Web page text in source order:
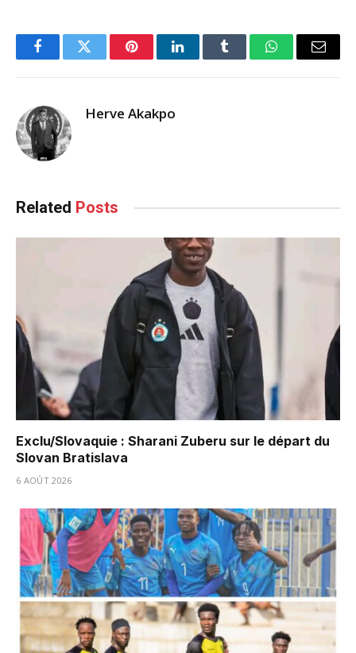
FacebookTwitter PinterestLinkedInTumblr WhatsAppEmail
Herve Akakpo
Related Posts
Exclu/Slovaquie : Sharani Zuberu sur le départ du
Slovan Bratislava
6 AOÛT 2026